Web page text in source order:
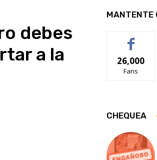
debes
a la
MANTENTE
26,000
Fans
CHEQUEA